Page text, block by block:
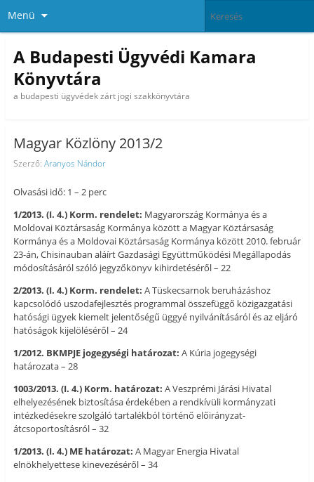
Menü
A Budapesti Ügyvédi Kamara
Könyvtára
a budapesti ügyvédek zárt jogi szakkönyvtára
Magyar Közlöny 2013/2
Szerző: Aranyos Nándor
Olvasási idő: 1 – 2 perc
1/2013. (I. 4.) Korm. rendelet: Magyarország Kormánya és a
Moldovai Köztársaság Kormánya között a Magyar Köztársaság
Kormánya és a Moldovai Köztársaság Kormánya között 2010. február
23-án, Chisinauban aláírt Gazdasági Együttműködési Megállapodás
módosításáról szóló jegyzőkönyv kihirdetéséről – 22
2/2013. (I. 4.) Korm. rendelet: A Tüskecsarnok beruházáshoz
kapcsolódó uszodafejlesztés programmal összefüggő közigazgatási
hatósági ügyek kiemelt jelentőségű üggyé nyilvánításáról és az eljáró
hatóságok kijelöléséről – 24
1/2012. BKMPJE jogegységi határozat: A Kúria jogegységi
határozata – 28
1003/2013. (I. 4.) Korm. határozat: A Veszprémi Járási Hivatal
elhelyezésének biztosítása érdekében a rendkívüli kormányzati
intézkedésekre szolgáló tartalékból történő előirányzat-
átcsoportosításról – 32
1/2013. (I. 4.) ME határozat: A Magyar Energia Hivatal
elnökhelyettese kinevezéséről – 34